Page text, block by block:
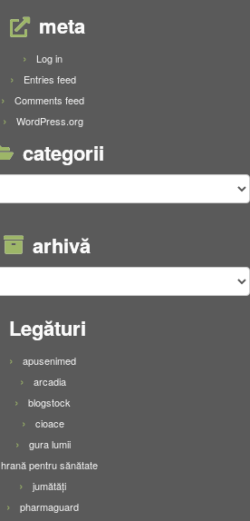
meta
Log in
Entries feed
Comments feed
WordPress.org
categorii
arhivă
Legături
apusenimed
arcadia
blogstock
cioace
gura lumii
hrană pentru sănătate
jumătăți
pharmaguard